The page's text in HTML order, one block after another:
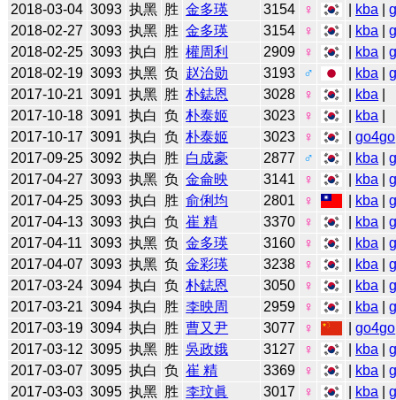
2018-03-04 3093 执黑 胜 金多瑛 3154 ♀ kba |
2018-02-27 3093 执黑 胜 金多瑛 3154 ♀ kba |
2018-02-25 3093 执白 胜 權周利 2909 ♀ kba |
2018-02-19 3093 执黑 负 赵治勋 3193 ♂ kba |
2017-10-21 3091 执黑 胜 朴鋕恩 3028 ♀ kba
2017-10-18 3091 执白 负 朴泰姬 3023 ♀ kba
2017-10-17 3091 执白 负 朴泰姬 3023 ♀ |go4go
2017-09-25 3092 执白 胜 白成豪 2877 ♂ kba |
2017-04-27 3093 执黑 负 金侖映 3141 ♀ kba |
2017-04-25 3093 执白 胜 俞俐均 2801 ♀ kba |
2017-04-13 3093 执白 负 崔 精 3370 ♀ kba |
2017-04-11 3093 执黑 负 金多瑛 3160 ♀ kba |
2017-04-07 3093 执黑 负 金彩瑛 3238 ♀ kba |
2017-03-24 3094 执白 负 朴鋕恩 3050 ♀ kba |
2017-03-21 3094 执白 胜 李映周 2959 ♀ kba |
2017-03-19 3094 执白 胜 曹又尹 3077 ♀ |go4go
2017-03-12 3095 执黑 胜 吳政娥 3127 ♀ kba |
2017-03-07 3095 执白 负 崔 精 3369 ♀ kba |
2017-03-03 3095 执黑 胜 李玟眞 3017 ♀ kba |